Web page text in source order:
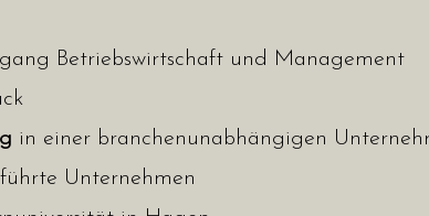
Betriebswirtschaft und Management
in einer branchenunabhängigen
Unternehmen